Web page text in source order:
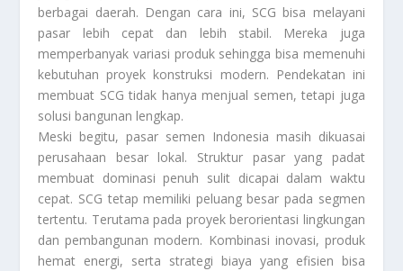
berbagai daerah. Dengan cara ini, SCG bisa melayani
pasar lebih cepat dan lebih stabil. Mereka juga
memperbanyak variasi produk sehingga bisa memenuhi
kebutuhan proyek konstruksi modern. Pendekatan ini
membuat SCG tidak hanya menjual semen, tetapi juga
solusi bangunan lengkap.
Meski begitu, pasar semen Indonesia masih dikuasai
perusahaan besar lokal. Struktur pasar yang padat
membuat dominasi penuh sulit dicapai dalam waktu
cepat. SCG tetap memiliki peluang besar pada segmen
tertentu. Terutama pada proyek berorientasi lingkungan
dan pembangunan modern. Kombinasi inovasi, produk
hemat energi, serta strategi biaya yang efisien bisa